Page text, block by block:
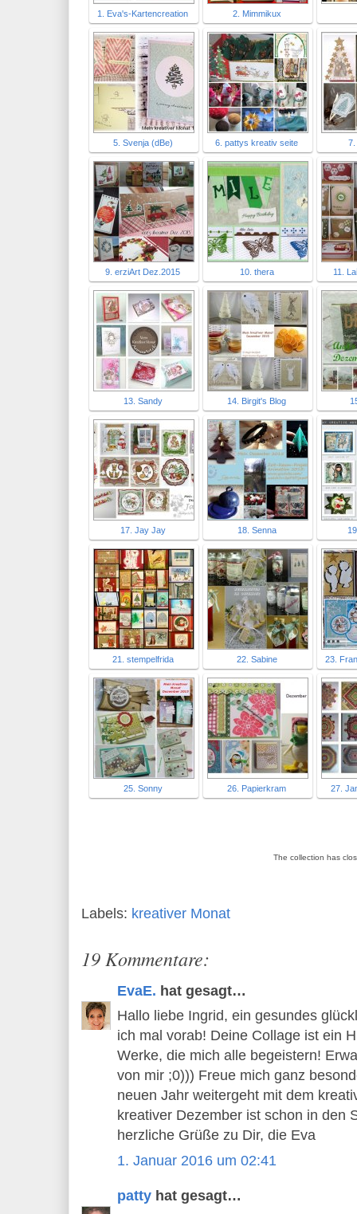
1. Eva's-Kartencreation 2. Mimmikux
5. Svenja (dBe) 6. pattys kreativ seite
9. erziArt Dez.2015 10. thera 11.
13. Sandy 14. Birgit's Blog
17. Jay Jay 18. Senna
21. stempelfrida 22. Sabine 23.
25. Sonny 26. Papierkram 27.
The collection has
Labels: kreativer Monat
19 Kommentare:
EvaE. hat gesagt…
Hallo liebe Ingrid, ein gesundes
ich mal vorab! Deine Collage ist ein
Werke, die mich alle begeistern!
von mir ;0))) Freue mich ganz
neuen Jahr weitergeht mit dem
kreativer Dezember ist schon in den
herzliche Grüße zu Dir, die Eva
1. Januar 2016 um 02:41
patty hat gesagt…